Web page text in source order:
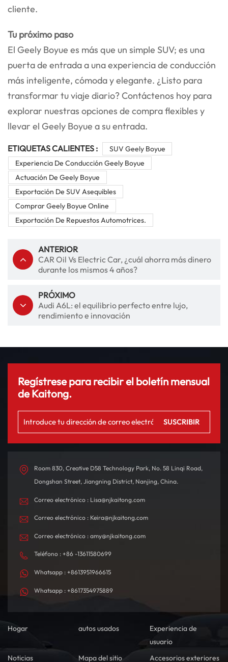
cliente.
Tu próximo paso
El Geely Boyue es más que un simple SUV; es una
puerta de entrada a una experiencia de conducción
más inteligente, cómoda y elegante. ¿Listo para
transformar tu viaje diario? Contáctenos hoy para
explorar nuestras opciones de compra flexibles y
llevar el Geely Boyue a su entrada.
ETIQUETAS CALIENTES :
SUV Geely Boyue
Experiencia De Conducción Geely Boyue
Actuación De Geely Boyue
Exportación De SUV Asequibles
Comprar Geely Boyue Online
Exportación De Repuestos Automotrices.
ANTERIOR
CAR Oil Vs Electric Car, ¿cuál ahorra más dinero
durante los mismos 4 años?
PRÓXIMO
Audi A6L: el equilibrio perfecto entre lujo,
rendimiento e innovación
Regístrese para recibir el boletín mensual
de Kaitong.
Room 830, Creative D58 Technology Park, No. 58 Linqi Road,
Dongshan Street, Jiangning District, Nanjing, China.
Correo electrónico : Lisa@njkaitong.com
Correo electrónico : Keira@njkaitong.com
Correo electrónico : amy@njkaitong.com
Teléfono : +86 -13611580699
Whatsapp : +8613951966615
Whatsapp : +8617354975889
Hogar autos usados
Experiencia de
usuario
Noticias
Mapa del sitio Accesorios exteriores